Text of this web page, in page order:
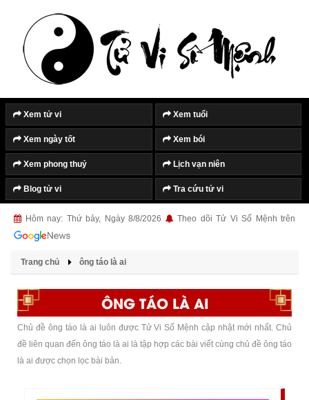
Xem tử vi Xem tuổi
Xem ngày tốt Xem bói
Xem phong thuỷ Lịch vạn niên
Blog tử vi Tra cứu tử vi
Hôm nay: Thứ bảy, Ngày 8/8/2026 Theo dõi Tử Vi Số Mệnh trên
Trang chủ ông táo là ai
ÔNG TÁO LÀ AI
Chủ đề ông táo là ai luôn được Tử Vi Số Mệnh cập nhật mới nhất. Chủ
đề liên quan đến ông táo là ai là tập hợp các bài viết cùng chủ đề ông táo
là ai được chọn lọc bài bản.